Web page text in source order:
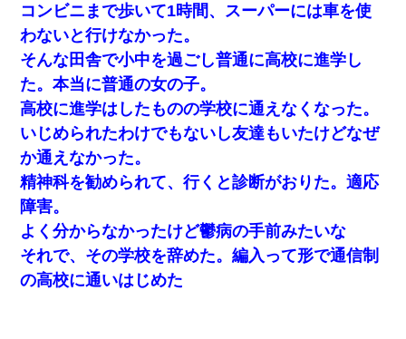
コンビニまで歩いて1時間、スーパーには車を使
わないと行けなかった。
そんな田舎で小中を過ごし普通に高校に進学し
た。本当に普通の女の子。
高校に進学はしたものの学校に通えなくなった。
いじめられたわけでもないし友達もいたけどなぜ
か通えなかった。
精神科を勧められて、行くと診断がおりた。適応
障害。
よく分からなかったけど鬱病の手前みたいな
それで、その学校を辞めた。編入って形で通信制
の高校に通いはじめた